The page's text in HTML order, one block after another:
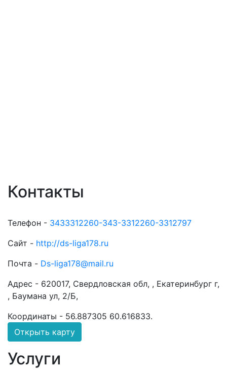
Контакты
Телефон - 3433312260-343-3312260-3312797
Сайт - http://ds-liga178.ru
Почта - Ds-liga178@mail.ru
Адрес - 620017, Свердловская обл, , Екатеринбург г,
, Баумана ул, 2/Б,
Координаты - 56.887305 60.616833.
Открыть карту
Услуги